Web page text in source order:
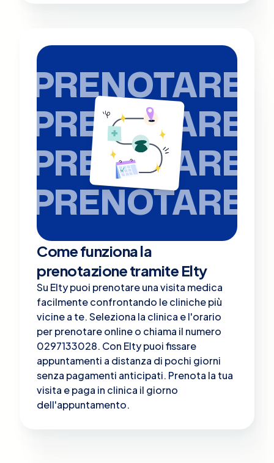
PRENOTARE
PRENOTARE
PRENOTARE
PRENOTARE
Come funziona la
prenotazione tramite Elty
Su Elty puoi prenotare una visita medica
facilmente confrontando le cliniche più
vicine a te. Seleziona la clinica e l'orario
per prenotare online o chiama il numero
0297133028. Con Elty puoi fissare
appuntamenti a distanza di pochi giorni
senza pagamenti anticipati. Prenota la tua
visita e paga in clinica il giorno
dell'appuntamento.